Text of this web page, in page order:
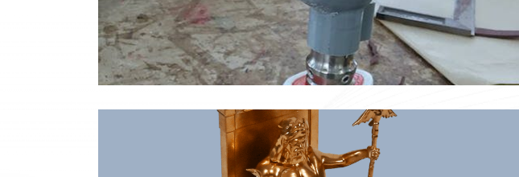
Constructions 3D
Réalisations 3D